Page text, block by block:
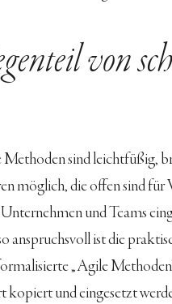
von
sind leichtfüßig,
möglich, die offen sind für
und Teams
anspruchsvoll ist die
„Agile
kopiert und eingesetzt